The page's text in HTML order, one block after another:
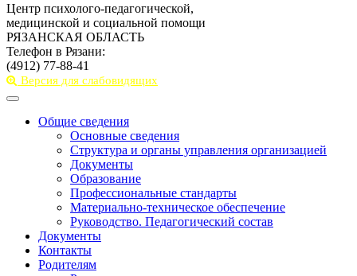
Центр психолого-педагогической,
медицинской и социальной помощи
РЯЗАНСКАЯ ОБЛАСТЬ
Телефон в Рязани:
(4912) 77-88-41
Версия для слабовидящих
Toggle
navigationОбщие сведения
Основные сведения
Структура и органы управления организацией
Документы
Образование
Профессиональные стандарты
Материально-техническое обеспечение
Руководство. Педагогический состав
Документы
Контакты
Родителям